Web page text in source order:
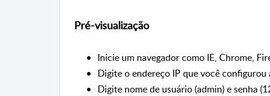
Pré-visualização
Inicie um navegador como IE, Chrome,
Digite o endereço IP que você
Digite nome de usuário (admin) e senha